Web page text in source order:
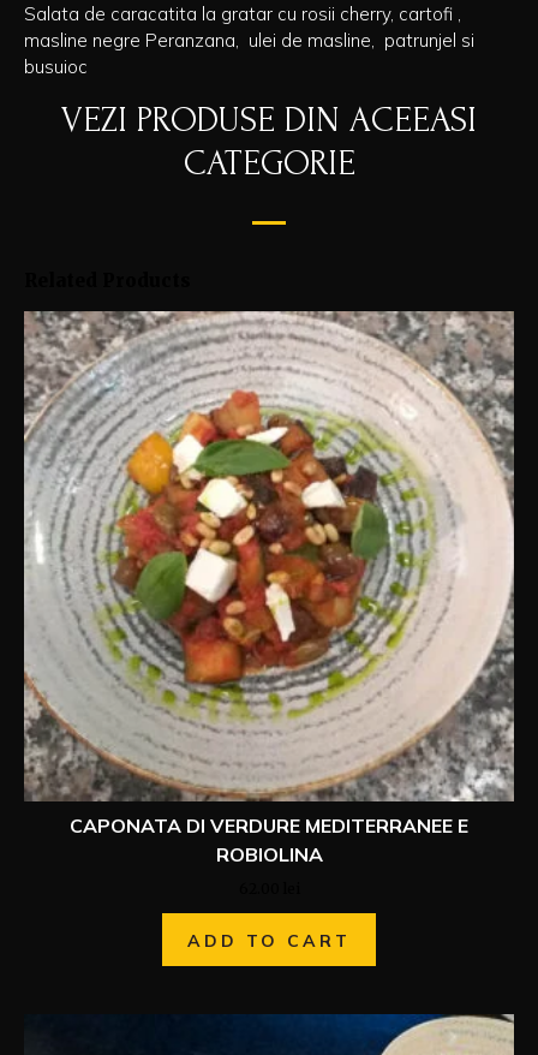
Salata de caracatita la gratar cu rosii cherry, cartofi ,
masline negre Peranzana, ulei de masline, patrunjel si
busuioc
VEZI PRODUSE DIN ACEEASI
CATEGORIE
CAPONATA DI VERDURE MEDITERRANEE E
ROBIOLINA
ADD TO CART